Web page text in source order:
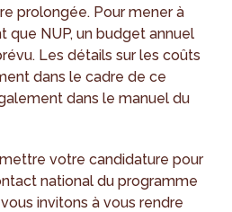
prolongée. Pour mener à
que NUP, un budget annuel
Les détails sur les coûts
dans le cadre de ce
dans le manuel du
votre candidature pour
national du programme
invitons à vous rendre